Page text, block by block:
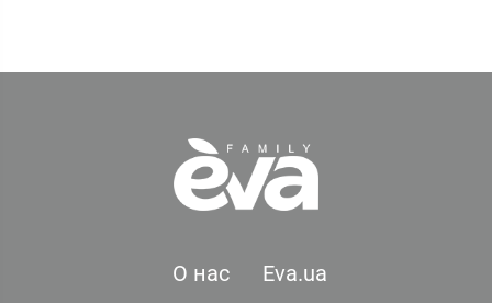
О нас
Eva.ua